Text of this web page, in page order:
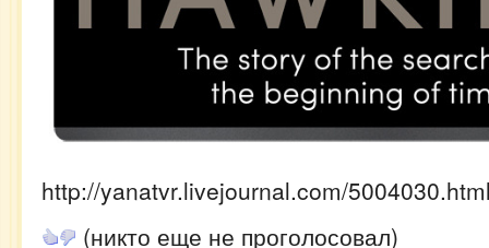
http://yanatvr.livejournal.com/
(никто еще не проголосовал)